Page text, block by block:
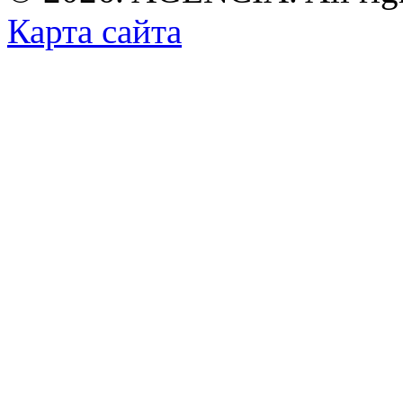
Карта сайта